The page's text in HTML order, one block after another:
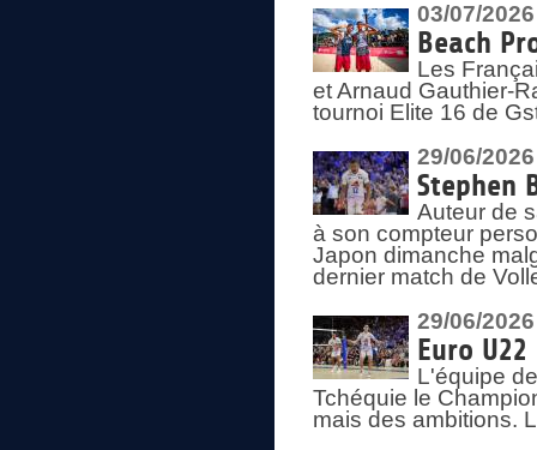
03/07/2026
Beach
Les
et Arnaud Gauthier-
tournoi Elite 16 de
29/06/2026
Stephen
Auteur de
à son compteur
Japon dimanche
dernier match de
29/06/2026
Euro
L'équipe
Tchéquie le
mais des ambitions.